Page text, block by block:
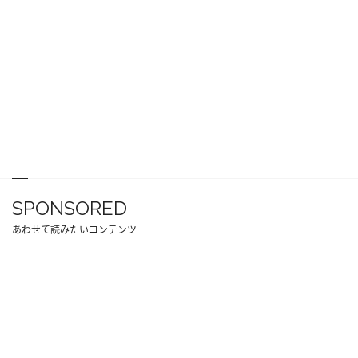
SPONSORED
あわせて読みたいコンテンツ